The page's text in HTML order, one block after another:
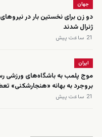
جهان
دو زن برای نخستین بار در
ژنرال شدند
21 ساعت پیش
ایران
موج پلمب به باشگاه‌های ورزشی
بروجرد به بهانه «هنجارشکنی»
21 ساعت پیش